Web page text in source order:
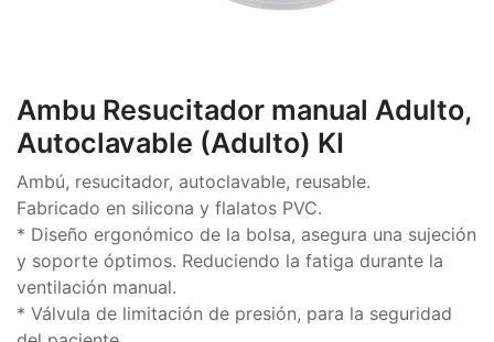
Ambu Resucitador manual Adulto,
Autoclavable (Adulto) KI
Ambú, resucitador, autoclavable, reusable.
Fabricado en silicona y flalatos PVC.
* Diseño ergonómico de la bolsa, asegura una sujeción
y soporte óptimos. Reduciendo la fatiga durante la
ventilación manual.
* Válvula de limitación de presión, para la seguridad